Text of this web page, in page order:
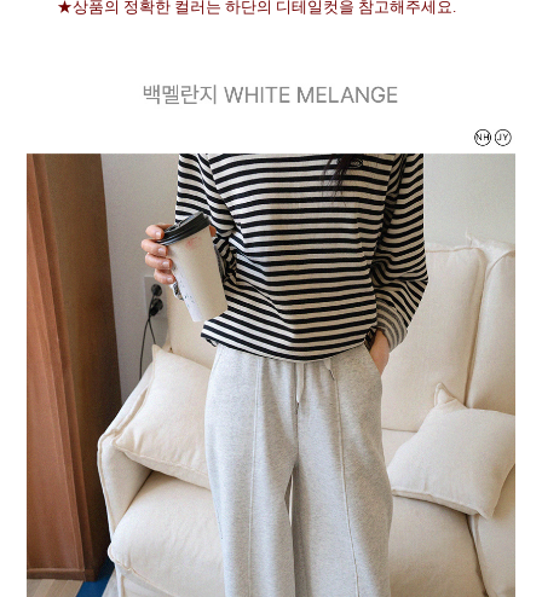
★상품의 정확한 컬러는 하단의 디테일컷을 참고해주세요.